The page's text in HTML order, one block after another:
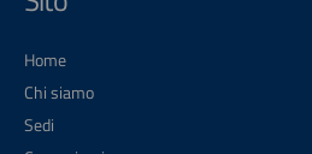
Home
Chi siamo
Sedi